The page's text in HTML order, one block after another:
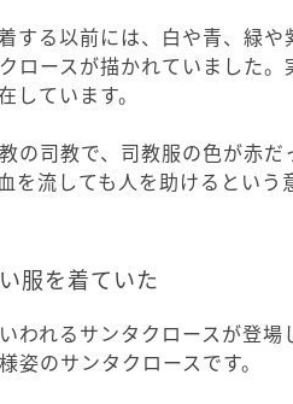
する以前には、白や青、緑や
ロースが描かれていました。
ています。
の司教で、司教服の色が赤だ
を流しても人を助けるという
服を着ていた
われるサンタクロースが登場
姿のサンタクロースです。